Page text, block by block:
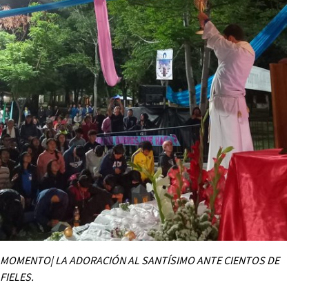
MOMENTO| LA ADORACIÓN AL SANTÍSIMO ANTE CIENTOS DE
FIELES.